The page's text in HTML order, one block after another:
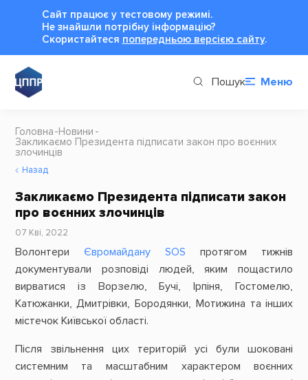
Сайт працює у тестовому режимі.
Не знайшли потрібну інформацію?
Cкористайтеся попередньою версією сайту.
Пошук Меню
Головна Новини
Закликаємо Президента підписати закон про воєнних
злочинців
Назад
Закликаємо Президента підписати закон
про воєнних злочинців
07 Кві, 2022
Волонтери Євромайдану SOS протягом тижнів
документували розповіді людей, яким пощастило
вирватися із Ворзелю, Бучі, Ірпіня, Гостомелю,
Катюжанки, Дмитрівки, Бородянки, Мотижина та інших
містечок Київської області.
Після звільнення цих територій усі були шоковані
системним та масштабним характером воєнних